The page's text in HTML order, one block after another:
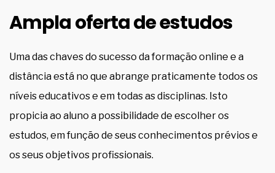
Ampla oferta de estudos
Uma das chaves do sucesso da formação online e a
distância está no que abrange praticamente todos os
níveis educativos e em todas as disciplinas. Isto
propicia ao aluno a possibilidade de escolher os
estudos, em função de seus conhecimentos prévios e
os seus objetivos profissionais.